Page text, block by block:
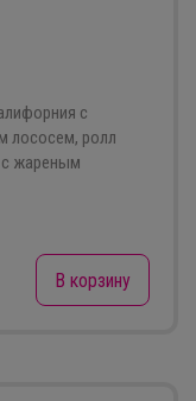
с
лососем, ролл
жареным
В корзину